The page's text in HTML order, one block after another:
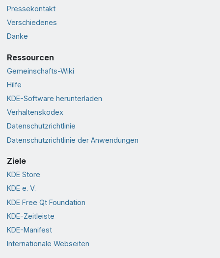
Pressekontakt
Verschiedenes
Danke
Ressourcen
Gemeinschafts-Wiki
Hilfe
KDE-Software herunterladen
Verhaltenskodex
Datenschutzrichtlinie
Datenschutzrichtlinie der Anwendungen
Ziele
KDE Store
KDE e. V.
KDE Free Qt Foundation
KDE-Zeitleiste
KDE-Manifest
Internationale Webseiten